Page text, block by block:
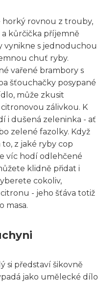
horký rovnou z trouby,
kůrčička příjemně
vynikne s jednoduchou
chuť ryby.
vařené brambory s
šťouchačky posypané
může zkusit
zálivkou. K
i dušená zeleninka - ať
zelené fazolky. Když
z jaké ryby cop
víc hodí odlehčené
klidně přidat i
cokoliv,
- jeho šťáva totiž
masa.
si představí šikovně
jako umělecké dílo